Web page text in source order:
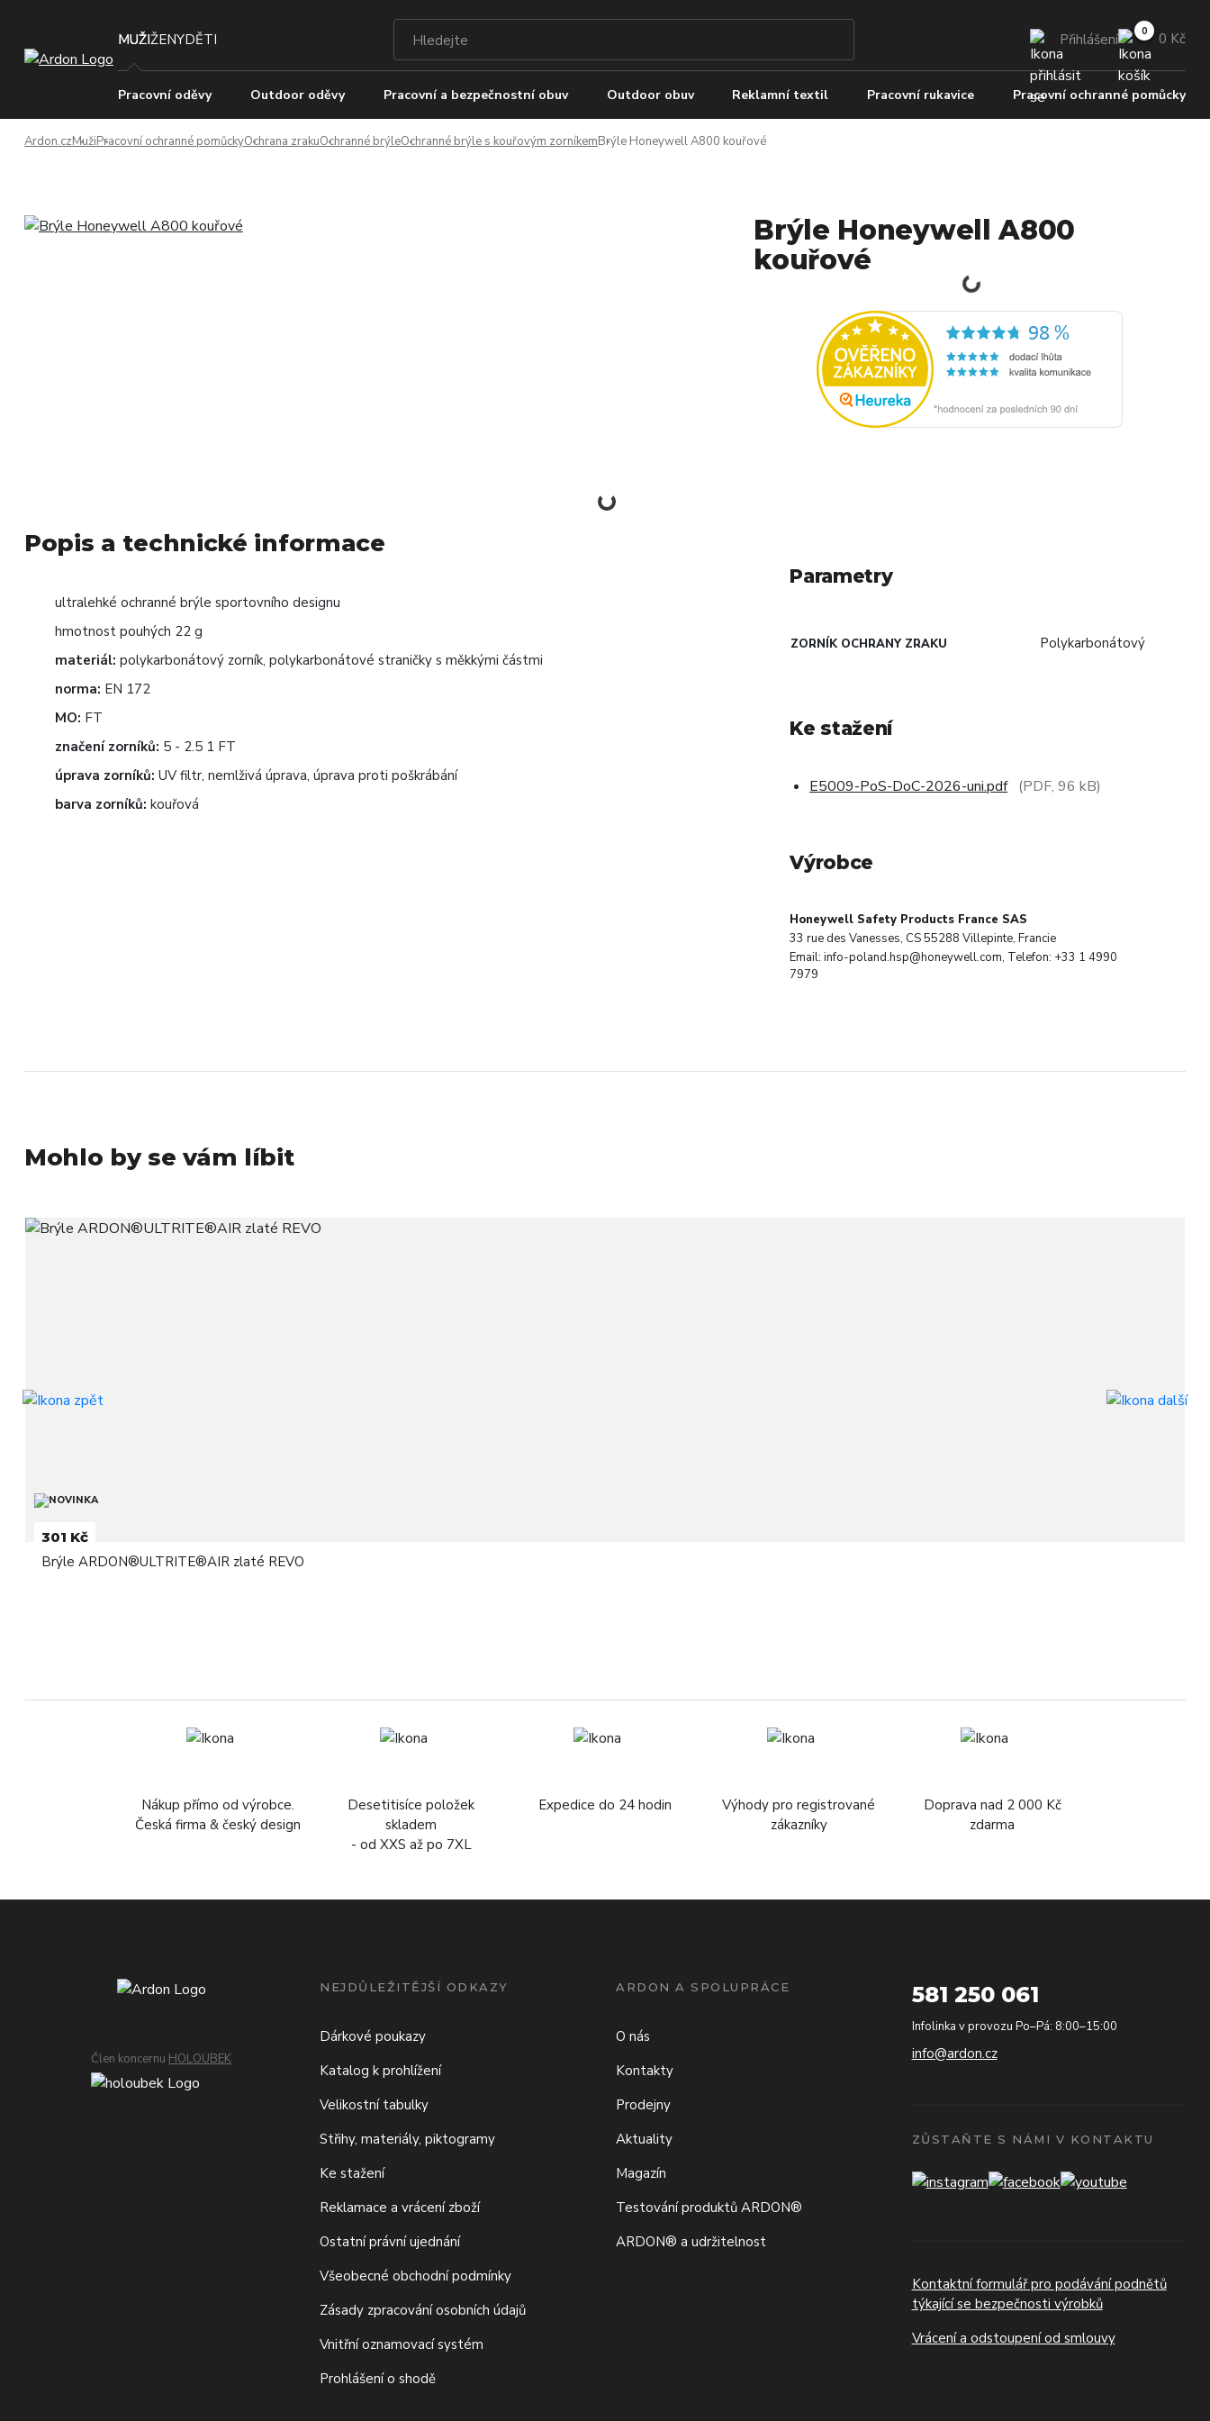
MUŽIŽENYDĚTI Přihlášení 0 Kč
Pracovní oděvy Outdoor oděvy Pracovní a bezpečnostní obuv Outdoor obuv Reklamní textil Pracovní rukavice Pracovní ochranné pomůcky
Ardon.czMužiPracovní ochranné pomůckyOchrana zrakuOchranné brýleOchranné brýle s kouřovým zorníkemBrýle Honeywell A800 kouřové
Brýle Honeywell A800
kouřové
Popis a technické informace
ultralehké ochranné brýle sportovního designu
hmotnost pouhých 22 g
materiál: polykarbonátový zorník, polykarbonátové straničky s měkkými částmi
norma: EN 172
MO: FT
značení zorníků: 5 - 2.5 1 FT
úprava zorníků: UV filtr, nemlživá úprava, úprava proti poškrábání
barva zorníků: kouřová
Parametry
ZORNÍK OCHRANY ZRAKU Polykarbonátový
Ke stažení
E5009-PoS-DoC-2026-uni.pdf (PDF, 96 kB)
Výrobce
Honeywell Safety Products France SAS
33 rue des Vanesses, CS 55288 Villepinte, Francie
Email: info-poland.hsp@honeywell.com, Telefon: +33 1 4990
7979
Mohlo by se vám líbit
301 Kč
Brýle ARDON®ULTRITE®AIR zlaté REVO
Nákup přímo od výrobce.
Česká firma & český design
Desetitisíce položek
skladem
- od XXS až po 7XL
Expedice do 24 hodin
Výhody pro registrované
zákazníky
Doprava nad 2 000 Kč
zdarma
Člen koncernu HOLOUBEK
NEJDŮLEŽITĚJŠÍ ODKAZY
Dárkové poukazy
Katalog k prohlížení
Velikostní tabulky
Střihy, materiály, piktogramy
Ke stažení
Reklamace a vrácení zboží
Ostatní právní ujednání
Všeobecné obchodní podmínky
Zásady zpracování osobních údajů
Vnitřní oznamovací systém
Prohlášení o shodě
ARDON A SPOLUPRÁCE
O nás
Kontakty
Prodejny
Aktuality
Magazín
Testování produktů ARDON®
ARDON® a udržitelnost
581 250 061
Infolinka v provozu Po–Pá: 8:00–15:00
info@ardon.cz
ZŮSTAŇTE S NÁMI V KONTAKTU
Kontaktní formulář pro podávání podnětů
týkající se bezpečnosti výrobků
Vrácení a odstoupení od smlouvy